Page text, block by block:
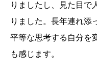
りましたし、見た目で
りました。長年連れ添
平等な思考する自分を
も感じます。